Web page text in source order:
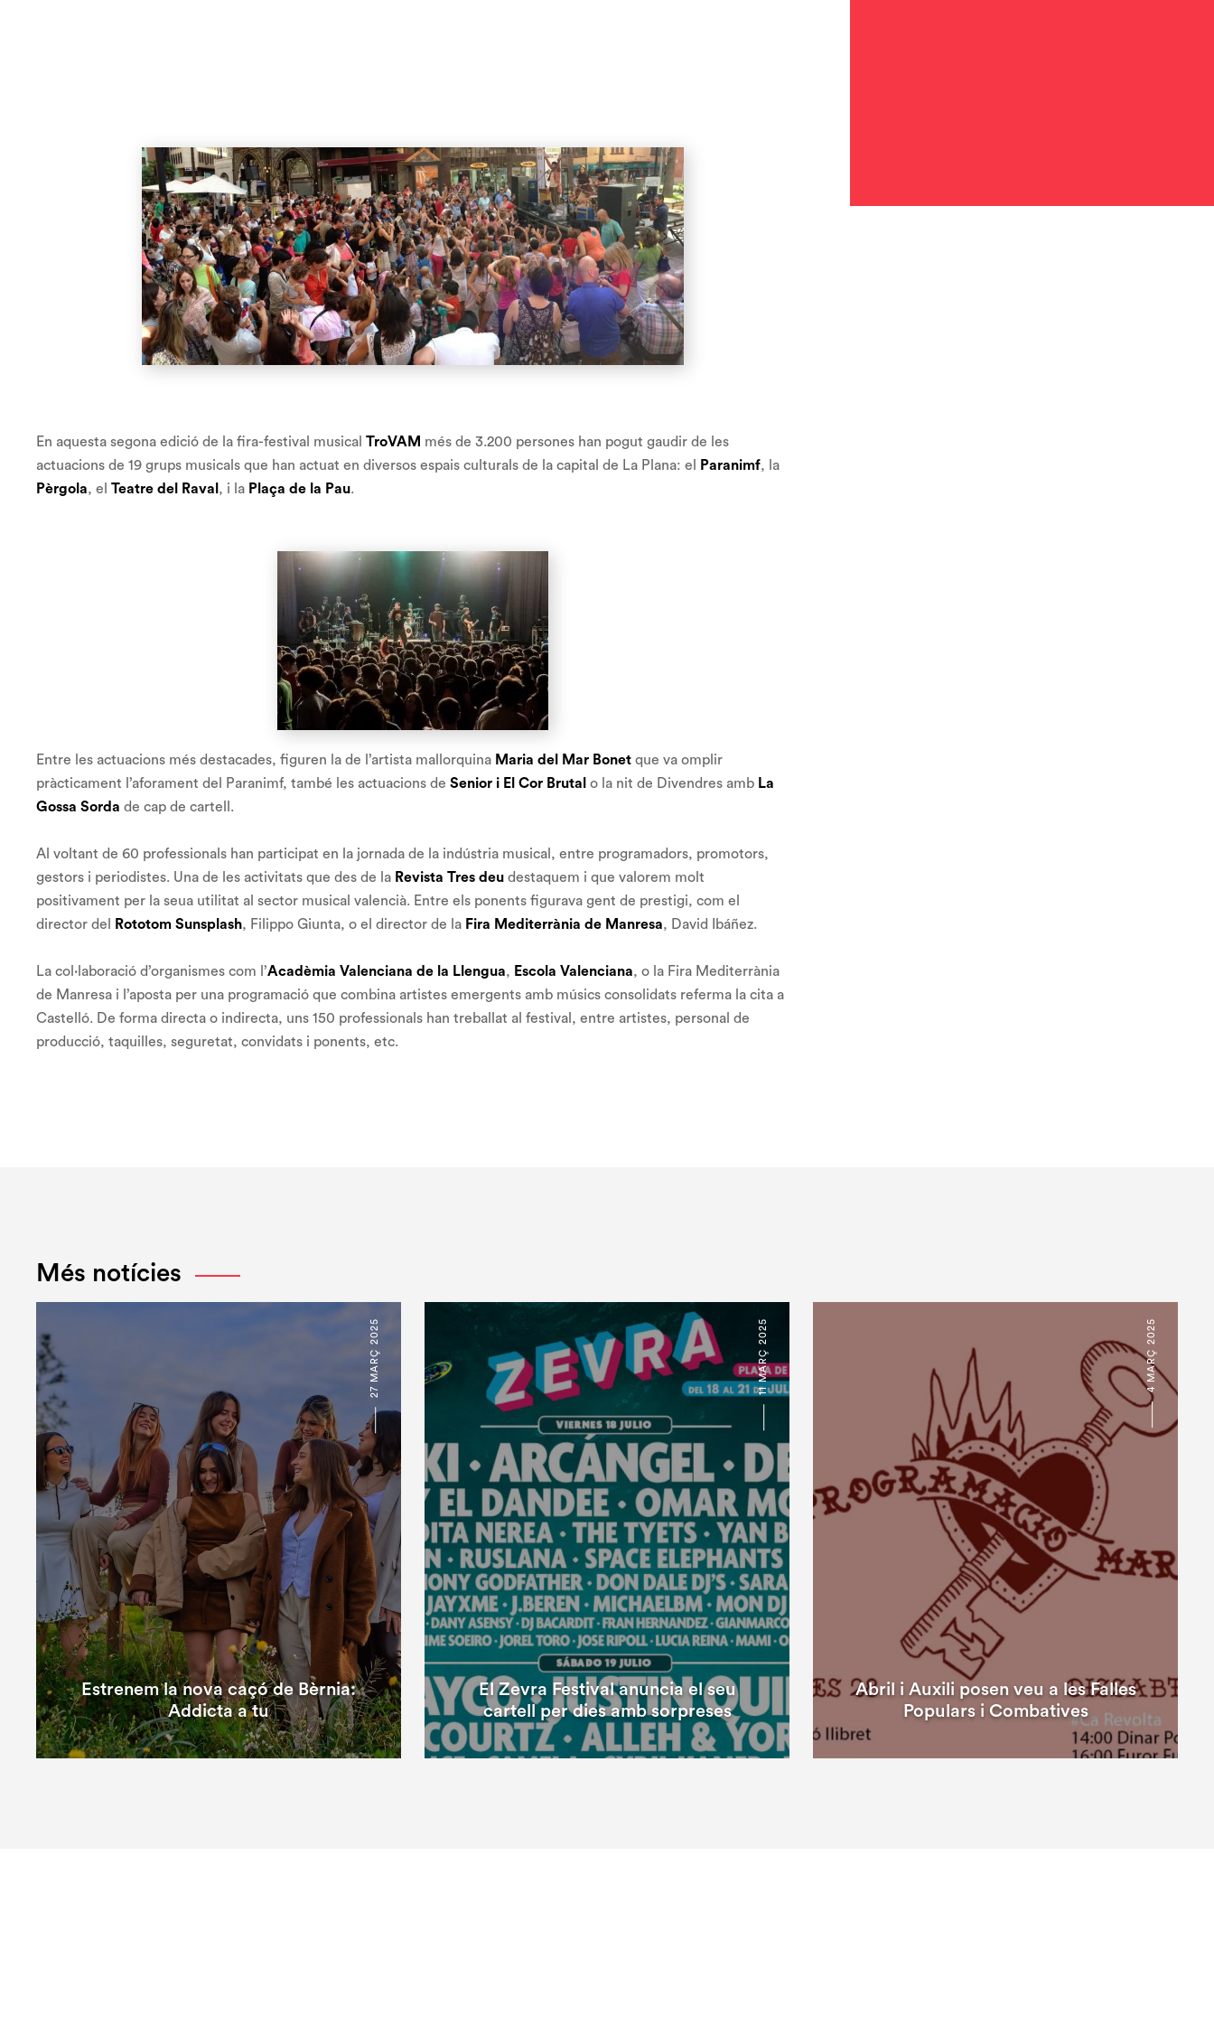
En aquesta segona edició de la fira-festival musical TroVAM més de 3.200 persones han pogut gaudir de les
actuacions de 19 grups musicals que han actuat en diversos espais culturals de la capital de La Plana: el
Paranimf, la
Pèrgola, el Teatre del Raval , i la Plaça de la Pau.
Entre les actuacions més destacades, figuren la de l’artista mallorquina Maria del Mar Bonet que va omplir
pràcticament l’aforament del Paranimf, també les actuacions de Senior i El Cor Brutal o la nit de Divendres amb La
Gossa Sorda de cap de cartell.
Al voltant de 60 professionals han participat en la jornada de la indústria musical, entre programadors, promotors,
gestors i periodistes. Una de les activitats que des de la Revista Tres deu destaquem i que valorem molt
positivament per la seua utilitat al sector musical valencià. Entre els ponents figurava gent de prestigi, com el
director del
Rototom Sunsplash, Filippo Giunta, o el director de la Fira Mediterrània de Manresa, David Ibáñez.
La col·laboració d’organismes com l’Acadèmia Valenciana de la Llengua, Escola Valenciana, o la Fira Mediterrània
de Manresa i l’aposta per una programació que combina artistes emergents amb músics consolidats referma la cita a
Castelló. De forma directa o indirecta, uns 150 professionals han treballat al festival, entre artistes, personal de
producció, taquilles, seguretat, convidats i ponents, etc.
Més notícies
Estrenem la nova caçó de Bèrnia:
Addicta a tu
27 MARÇ 2025
El Zevra Festival anuncia el seu
cartell per dies amb sorpreses
11 MARÇ 2025
Abril i Auxili posen veu a les Falles
Populars i Combatives
4 MARÇ 2025